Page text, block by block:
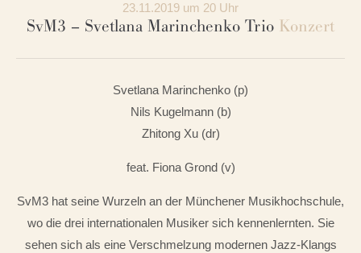
23.11.2019 um 20 Uhr
SvM3 – Svetlana Marinchenko Trio Konzert
Svetlana Marinchenko (p)
Nils Kugelmann (b)
Zhitong Xu (dr)
feat. Fiona Grond (v)
SvM3 hat seine Wurzeln an der Münchener Musikhochschule,
wo die drei internationalen Musiker sich kennenlernten. Sie
sehen sich als eine Verschmelzung modernen Jazz-Klangs